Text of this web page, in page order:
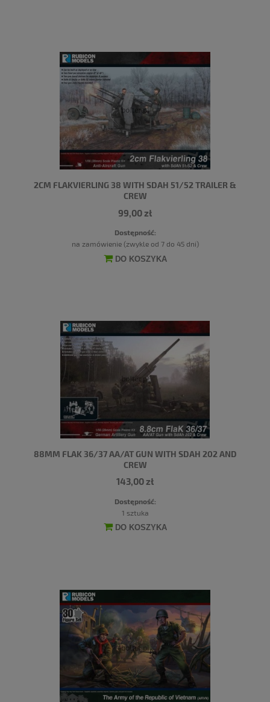
2CM FLAKVIERLING 38 WITH SDAH 51/52 TRAILER &
CREW
99,00 zł
Dostępność:
na zamówienie (zwykle od 7 do 45 dni)
DO KOSZYKA
88MM FLAK 36/37 AA/AT GUN WITH SDAH 202 AND
CREW
143,00 zł
Dostępność:
1 sztuka
DO KOSZYKA